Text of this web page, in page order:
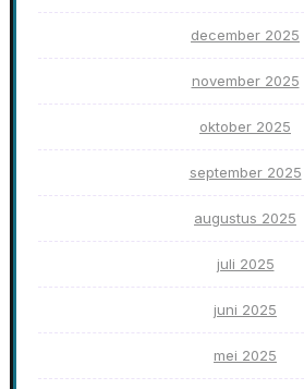
december 2025
november 2025
oktober 2025
september 2025
augustus 2025
juli 2025
juni 2025
mei 2025